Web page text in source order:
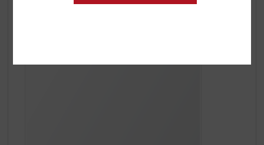
abrikoos, vers gesneden sinaasappelschil geeft het